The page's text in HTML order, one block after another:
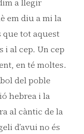
a llegir
em diu a mi la
que tot aquest
i al cep. Un cep
en té moltes.
del poble
hebrea i la
al càntic de la
d’avui no és